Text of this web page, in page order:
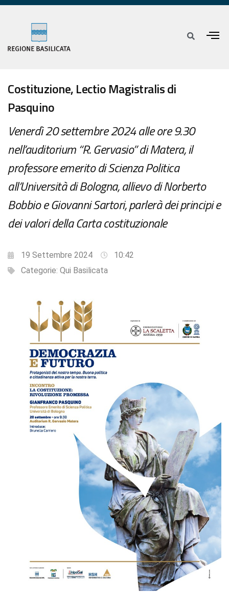
Costituzione, Lectio Magistralis di
Pasquino
Venerdì 20 settembre 2024 alle ore 9.30
nell’auditorium “R. Gervasio” di Matera, il
professore emerito di Scienza Politica
all’Università di Bologna, allievo di Norberto
Bobbio e Giovanni Sartori, parlerà dei principi e
dei valori della Carta costituzionale
19 Settembre 2024
10:42
Categorie: Qui Basilicata